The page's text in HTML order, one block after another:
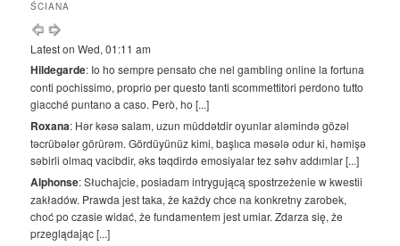
ŚCIANA
Latest on Wed, 01:11 am
Hildegarde: Io ho sempre pensato che nel gambling online la fortuna
conti pochissimo, proprio per questo tanti scommettitori perdono tutto
giacché puntano a caso. Però, ho [...]
Roxana: Hər kəsə salam, uzun müddətdir oyunlar aləmində gözəl
təcrübələr görürəm. Gördüyünüz kimi, başlıca məsələ odur ki, həmişə
səbirli olmaq vacibdir, əks təqdirdə emosiyalar tez səhv addımlar [...]
Alphonse: Słuchajcie, posiadam intrygującą spostrzeżenie w kwestii
zakładów. Prawda jest taka, że każdy chce na konkretny zarobek,
choć po czasie widać, że fundamentem jest umiar. Zdarza się, że
przeglądając [...]